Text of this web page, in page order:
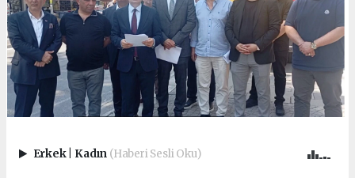
Erkek Kadın (Haberi Sesli Oku)